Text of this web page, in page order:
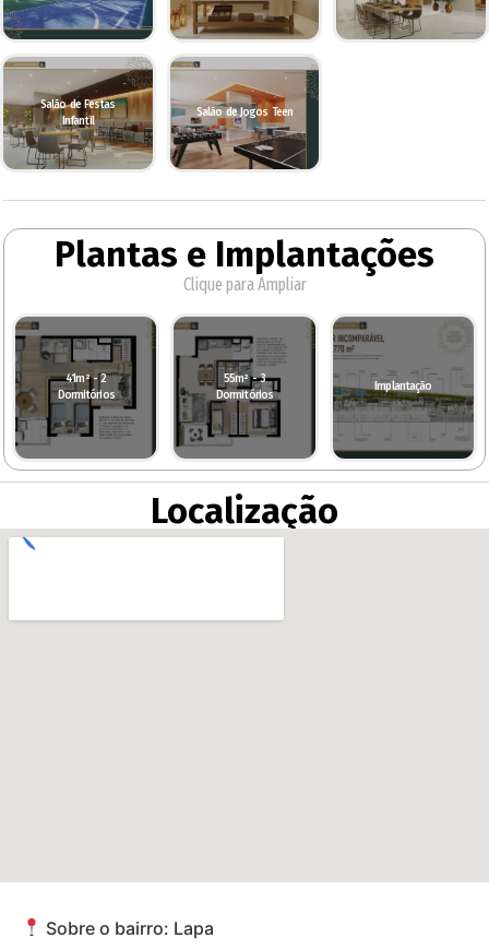
Salão de Festas
Infantil
Salão de Jogos Teen
Plantas e Implantações
Clique para Ampliar
41m² - 2
Dormitórios
55m² - 3
Dormitórios
Implantação
Localização
Sobre o bairro: Lapa